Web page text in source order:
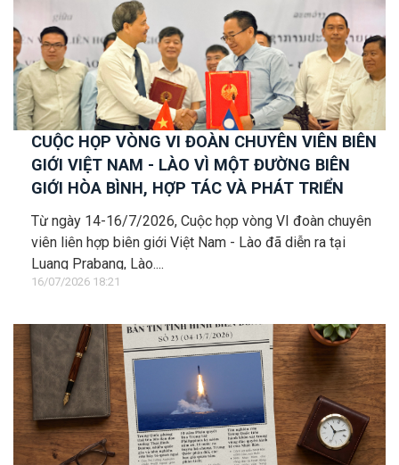
CUỘC HỌP VÒNG VI ĐOÀN CHUYÊN VIÊN BIÊN
GIỚI VIỆT NAM - LÀO VÌ MỘT ĐƯỜNG BIÊN
GIỚI HÒA BÌNH, HỢP TÁC VÀ PHÁT TRIỂN
Từ ngày 14-16/7/2026, Cuộc họp vòng VI đoàn chuyên
viên liên hợp biên giới Việt Nam - Lào đã diễn ra tại
Luang Prabang, Lào....
16/07/2026 18:21